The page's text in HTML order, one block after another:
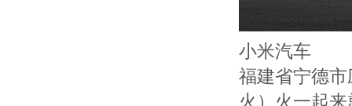
小米汽车
福建省宁德
火）火一起